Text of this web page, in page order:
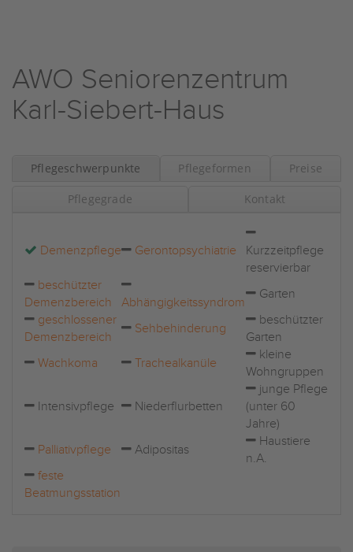
AWO Seniorenzentrum
Karl-Siebert-Haus
Pflegeschwerpunkte Pflegeformen Preise
Pflegegrade Kontakt
Demenzpflege Gerontopsychiatrie
Kurzzeitpflege
reservierbar
beschützter
Demenzbereich
Abhängigkeitssyndrom
Garten
geschlossener
Demenzbereich
Sehbehinderung
beschützter
Garten
Wachkoma
Trachealkanüle
kleine
Wohngruppen
Intensivpflege Niederflurbetten
junge Pflege
(unter 60
Jahre)
Palliativpflege
Adipositas
Haustiere
n.A.
feste
Beatmungsstation